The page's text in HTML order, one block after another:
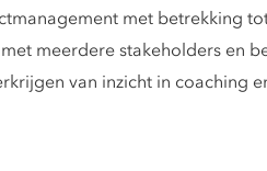
met betrekking
meerdere stakeholders en
van inzicht in coaching